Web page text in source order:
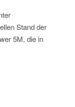
Stand der
5M, die in